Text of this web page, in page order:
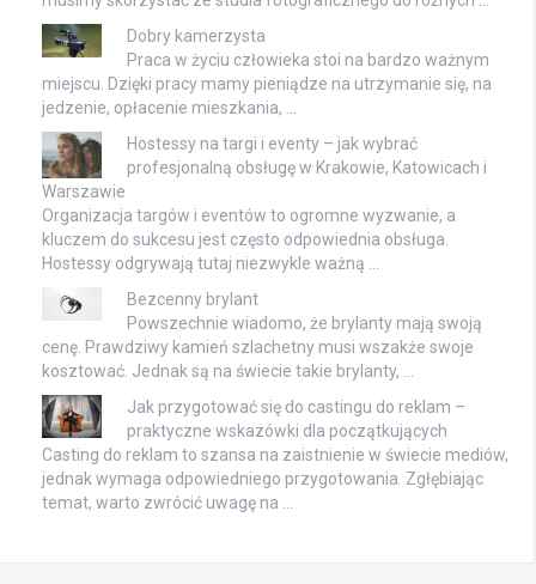
Dobry kamerzysta
Praca w życiu człowieka stoi na bardzo ważnym
miejscu. Dzięki pracy mamy pieniądze na utrzymanie się, na
jedzenie, opłacenie mieszkania, …
Hostessy na targi i eventy – jak wybrać
profesjonalną obsługę w Krakowie, Katowicach i
Warszawie
Organizacja targów i eventów to ogromne wyzwanie, a
kluczem do sukcesu jest często odpowiednia obsługa.
Hostessy odgrywają tutaj niezwykle ważną …
Bezcenny brylant
Powszechnie wiadomo, że brylanty mają swoją
cenę. Prawdziwy kamień szlachetny musi wszakże swoje
kosztować. Jednak są na świecie takie brylanty, …
Jak przygotować się do castingu do reklam –
praktyczne wskazówki dla początkujących
Casting do reklam to szansa na zaistnienie w świecie mediów,
jednak wymaga odpowiedniego przygotowania. Zgłębiając
temat, warto zwrócić uwagę na …